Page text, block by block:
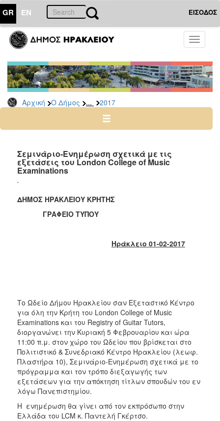
GR EN ΕΙΣΟΔΟΣ
Toggle
Αρχική Ο Δήμος ... 2017
ΔΗΜΟΣ
Δελτία
Τύπου
Αρχείο
2026
2024
2022
2011
2010
2006
ΤΟΠΟΣ
Σεμινάριο-Ενημέρωση σχετικά με τις
εξετάσεις του London College of Music
Examinations
`
ΔΗΜΟΣ ΗΡΑΚΛΕΙΟΥ ΚΡΗΤΗΣ
ΓΡΑΦΕΙΟ ΤΥΠΟΥ
Ηράκλειο 01-02-2017
Το Ωδείο Δήμου Ηρακλείου σαν Εξεταστικό Κέντρο
για όλη την Κρήτη του London College of Music
Examinations και του Registry of Guitar Tutors,
διοργανώνει την Κυριακή 5 Φεβρουαρίου και ώρα
11:00 π.μ. στον χώρο του Ωδείου που βρίσκεται στο
Πολιτιστικό & Συνεδριακό Κέντρο Ηρακλείου (λεωφ.
Πλαστήρα 10), Σεμινάριο-Ενημέρωση σχετικά με το
πρόγραμμα και τον τρόπο διεξαγωγής των
εξετάσεων για την απόκτηση τίτλων σπουδών του εν
λόγω Πανεπιστημίου.
Η ενημέρωση θα γίνει από τον εκπρόσωπο στην
Ελλάδα του LCM κ. Παντελή Γκέρτσο.